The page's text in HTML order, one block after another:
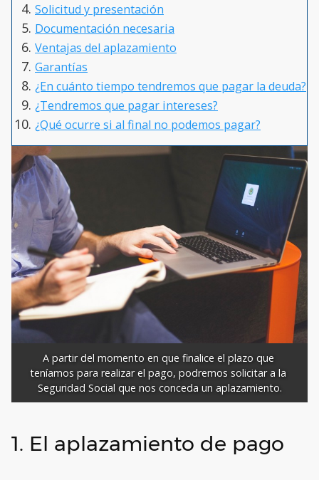
Solicitud y presentación
Documentación necesaria
Ventajas del aplazamiento
Garantías
¿En cuánto tiempo tendremos que pagar la deuda?
¿Tendremos que pagar intereses?
¿Qué ocurre si al final no podemos pagar?
A partir del momento en que finalice el plazo que
teníamos para realizar el pago, podremos solicitar a la
Seguridad Social que nos conceda un aplazamiento.
1. El aplazamiento de pago